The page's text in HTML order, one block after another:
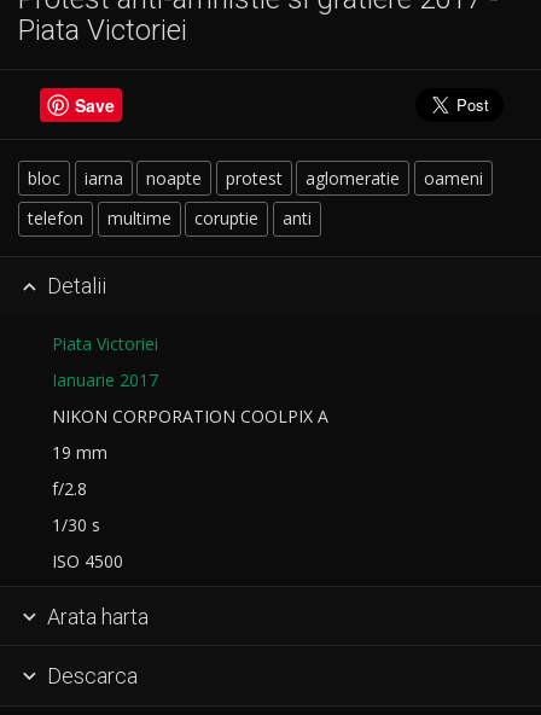
Piata Victoriei
Save
bloc iarna noapte protest aglomeratie
oameni
telefon
multime coruptie anti
 Detalii
Piata Victoriei
Ianuarie 2017
NIKON CORPORATION COOLPIX A
19 mm
f/2.8
1/30 s
ISO 4500
 Arata harta
 Descarca